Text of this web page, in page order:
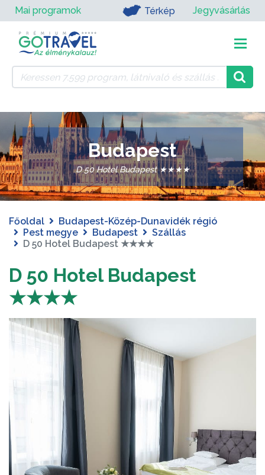
Mai programok Térkép Jegyvásárlás
Budapest
D 50 Hotel Budapest ★★★★
Főoldal
Budapest-Közép-Dunavidék régió
Pest megye
Budapest
Szállás
D 50 Hotel Budapest ★★★★
D 50 Hotel Budapest
★★★★